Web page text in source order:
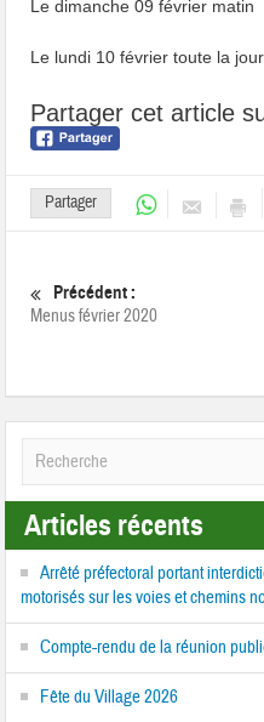
Le dimanche 09 février matin
Le lundi 10 février toute la
Partager cet article
Partager
Précédent :
Menus février 2020
Articles récents
Arrêté préfectoral portant
motorisés sur les voies et chemins
Compte-rendu de la réunion
Fête du Village 2026